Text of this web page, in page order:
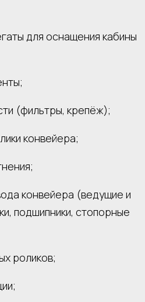
для оснащения кабины
(фильтры, крепёж);
конвейера;
конвейера (ведущие и
подшипники, стопорные
роликов;